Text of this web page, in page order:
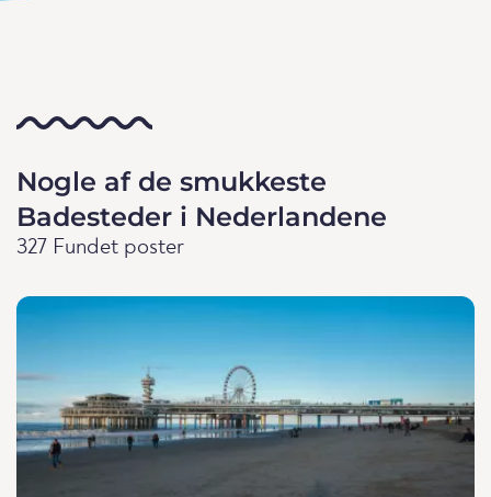
Nogle af de smukkeste
Badesteder i Nederlandene
327 Fundet poster